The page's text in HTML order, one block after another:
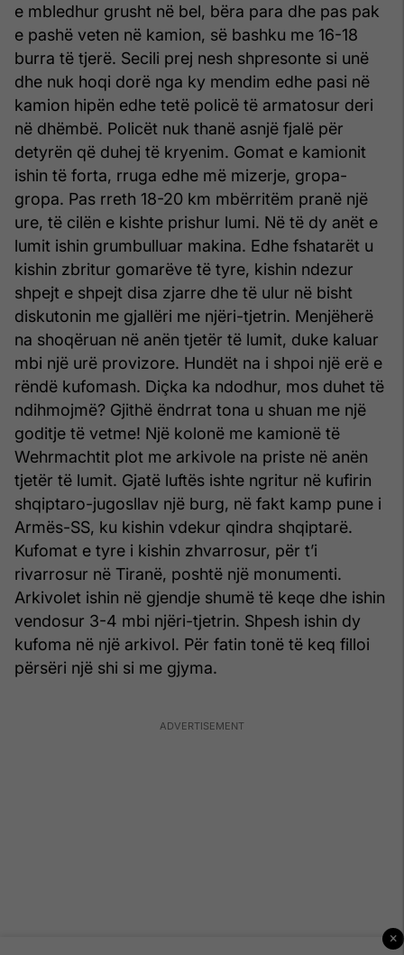
e mbledhur grusht në bel, bëra para dhe pas pak
e pashë veten në kamion, së bashku me 16-18
burra të tjerë. Secili prej nesh shpresonte si unë
dhe nuk hoqi dorë nga ky mendim edhe pasi në
kamion hipën edhe tetë policë të armatosur deri
në dhëmbë. Policët nuk thanë asnjë fjalë për
detyrën që duhej të kryenim. Gomat e kamionit
ishin të forta, rruga edhe më mizerje, gropa-
gropa. Pas rreth 18-20 km mbërritëm pranë një
ure, të cilën e kishte prishur lumi. Në të dy anët e
lumit ishin grumbulluar makina. Edhe fshatarët u
kishin zbritur gomarëve të tyre, kishin ndezur
shpejt e shpejt disa zjarre dhe të ulur në bisht
diskutonin me gjallëri me njëri-tjetrin. Menjëherë
na shoqëruan në anën tjetër të lumit, duke kaluar
mbi një urë provizore. Hundët na i shpoi një erë e
rëndë kufomash. Diçka ka ndodhur, mos duhet të
ndihmojmë? Gjithë ëndrrat tona u shuan me një
goditje të vetme! Një kolonë me kamionë të
Wehrmachtit plot me arkivole na priste në anën
tjetër të lumit. Gjatë luftës ishte ngritur në kufirin
shqiptaro-jugosllav një burg, në fakt kamp pune i
Armës-SS, ku kishin vdekur qindra shqiptarë.
Kufomat e tyre i kishin zhvarrosur, për t’i
rivarrosur në Tiranë, poshtë një monumenti.
Arkivolet ishin në gjendje shumë të keqe dhe ishin
vendosur 3-4 mbi njëri-tjetrin. Shpesh ishin dy
kufoma në një arkivol. Për fatin tonë të keq filloi
përsëri një shi si me gjyma.
×